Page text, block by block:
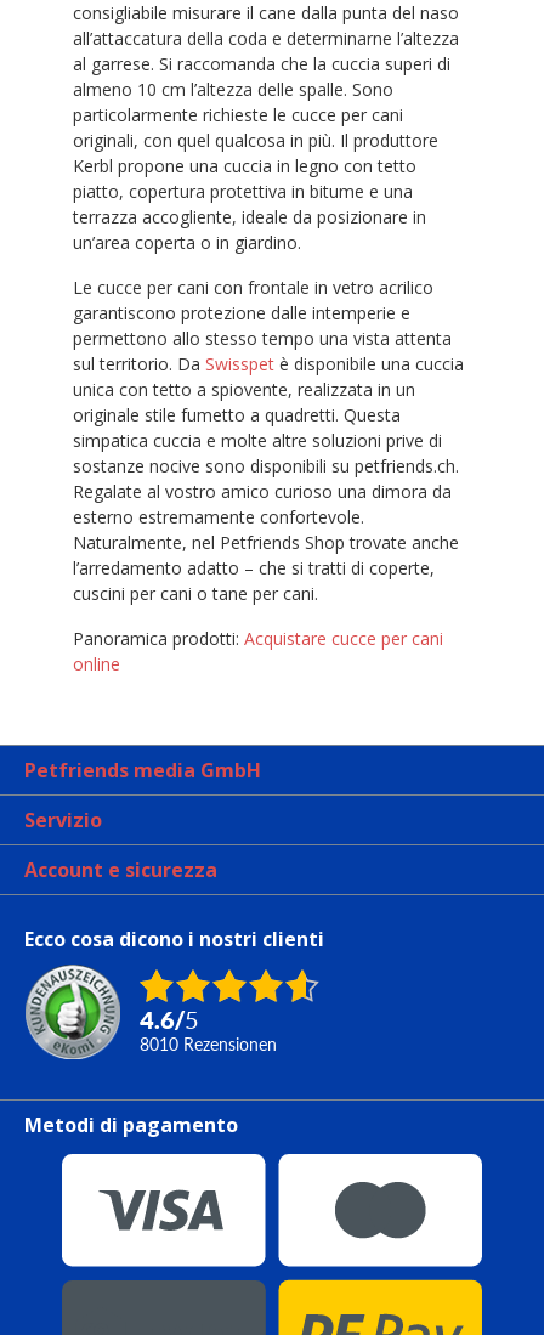
consigliabile misurare il cane dalla punta del naso
all’attaccatura della coda e determinarne l’altezza
al garrese. Si raccomanda che la cuccia superi di
almeno 10 cm l’altezza delle spalle. Sono
particolarmente richieste le cucce per cani
originali, con quel qualcosa in più. Il produttore
Kerbl propone una cuccia in legno con tetto
piatto, copertura protettiva in bitume e una
terrazza accogliente, ideale da posizionare in
un’area coperta o in giardino.
Le cucce per cani con frontale in vetro acrilico
garantiscono protezione dalle intemperie e
permettono allo stesso tempo una vista attenta
sul territorio. Da Swisspet è disponibile una cuccia
unica con tetto a spiovente, realizzata in un
originale stile fumetto a quadretti. Questa
simpatica cuccia e molte altre soluzioni prive di
sostanze nocive sono disponibili su petfriends.ch.
Regalate al vostro amico curioso una dimora da
esterno estremamente confortevole.
Naturalmente, nel Petfriends Shop trovate anche
l’arredamento adatto – che si tratti di coperte,
cuscini per cani o tane per cani.
Panoramica prodotti: Acquistare cucce per cani
online
Petfriends media GmbH
Servizio
Account e sicurezza
Ecco cosa dicono i nostri clienti
4.6/5
8010 Rezensionen
Metodi di pagamento